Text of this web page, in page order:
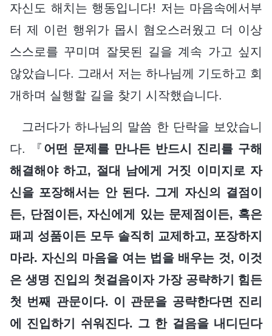
자신도 해치는 행동입니다! 저는 마음속에서부
터 제 이런 행위가 몹시 혐오스러웠고 더 이상
스스로를 꾸미며 잘못된 길을 계속 가고 싶지
않았습니다. 그래서 저는 하나님께 기도하고 회
개하며 실행할 길을 찾기 시작했습니다.
그러다가 하나님의 말씀 한 단락을 보았습니
다. 『 어떤 문제를 만나든 반드시 진리를 구해
해결해야 하고, 절대 남에게 거짓 이미지로 자
신을 포장해서는 안 된다. 그게 자신의 결점이
든, 단점이든, 자신에게 있는 문제점이든, 혹은
패괴 성품이든 모두 솔직히 교제하고, 포장하지
마라. 자신의 마음을 여는 법을 배우는 것, 이것
은 생명 진입의 첫걸음이자 가장 공략하기 힘든
첫 번째 관문이다. 이 관문을 공략한다면 진리
에 진입하기 쉬워진다. 그 한 걸음을 내디딘다